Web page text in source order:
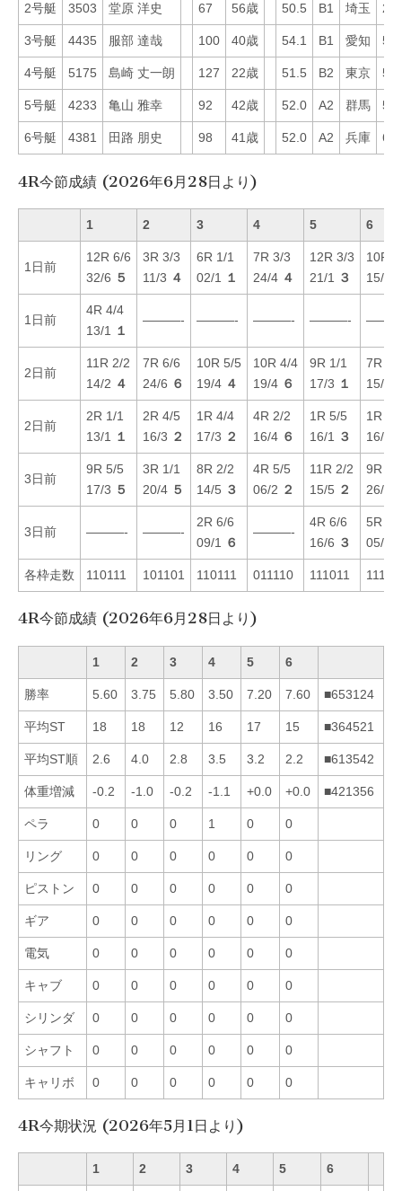
2号艇 3503 堂原 洋史 67 56歳 50.5 B1 埼玉 29
3号艇 4435 服部 達哉 100 40歳 54.1 B1 愛知 58
4号艇 5175 島崎 丈一朗 127 22歳 51.5 B2 東京 59
5号艇 4233 亀山 雅幸 92 42歳 52.0 A2 群馬 57
6号艇 4381 田路 朋史 98 41歳 52.0 A2 兵庫 65
4R今節成績 (2026年6月28日より)
1 2 3 4 5 6
1日前
12R 6/6
32/6 ５
3R 3/3
11/3 ４
6R 1/1
02/1
１
7R 3/3
24/4 ４
12R 3/3
21/1
３
10R
15/1
1日前
4R 4/4
13/1
１
———- ———- ———- ———-
2日前
11R 2/2
14/2 ４
7R 6/6
24/6 ６
10R 5/5
19/4 ４
10R 4/4
19/4 ６
9R 1/1
17/3 １
7R 5/
15/1
2日前
2R 1/1
13/1
１
2R 4/5
16/3 ２
1R 4/4
17/3 ２
4R 2/2
16/4 ６
1R 5/5
16/1
３
1R 6/
16/1
3日前
9R 5/5
17/3 ５
3R 1/1
20/4 ５
8R 2/2
14/5 ３
4R 5/5
06/2 ２
11R 2/2
15/5 ２
9R 2/
26/6
3日前 ———- ———-
2R 6/6
09/1
６
———-
4R 6/6
16/6 ３
5R 3/
05/2
各枠走数 110111 101101 110111 011110 111011
4R今節成績 (2026年6月28日より)
1 2 3 4 5 6
勝率 5.60 3.75 5.80 3.50 7.20 7.60 ■653124
平均ST 18 18 12 16 17 15 ■364521
平均ST順 2.6 4.0 2.8 3.5 3.2 2.2 ■613542
体重増減 -0.2 -1.0 -0.2 -1.1 +0.0 +0.0 ■421356
ペラ 0 0 0 1 0 0
リング 0 0 0 0 0 0
ピストン 0 0 0 0 0 0
ギア 0 0 0 0 0 0
電気 0 0 0 0 0 0
キャブ 0 0 0 0 0 0
シリンダ 0 0 0 0 0 0
シャフト 0 0 0 0 0 0
キャリボ 0 0 0 0 0 0
4R今期状況 (2026年5月1日より)
1 2 3 4 5 6